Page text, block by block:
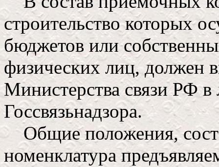
строительство которых
бюджетов или
физических лиц, должен
Министерства связи РФ в
Госсвязьнадзора.
Общие положения,
номенклатура